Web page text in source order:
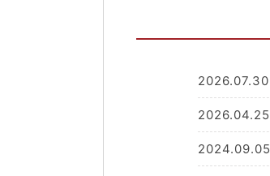
2026.07.30
2026.04.25
2024.09.05